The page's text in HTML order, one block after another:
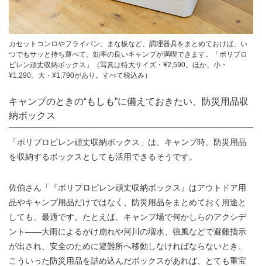
カセットコンロやフライパン、まな板など、調理器具をまとめておけば、い
つでもサッと持ち運べて、効率の良いキャンプが満喫できます。「ポリプロ
ピレン頑丈収納ボックス」（写真は特大サイズ・¥2,590。ほか、小・
¥1,290、大・¥1,790があり。すべて税込み）
キャンプのときの“もしも”に備えておきたい、防災用品収
納ボックス
「ポリプロピレン頑丈収納ボックス」は、キャンプ時、防災用品
を収納するボックスとしても活用できるそうです。
佐伯さん「『ポリプロピレン頑丈収納ボックス』はアウトドア用
品やキャンプ用品だけではなく、防災用品をまとめておく用途と
しても、最適です。たとえば、キャンプ場で何かしらのアクシデ
ント——大雨によるがけ崩れや河川の増水、強風などで避難指示
が出され、安全のために避難所へ移動しなければならないとき、
こういった防災用品を詰め込んだボックスがあれば、とても重宝